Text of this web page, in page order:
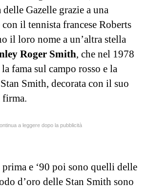
Gazelle grazie a una
il tennista francese Roberts
il loro nome a un’altra stella
Roger Smith, che nel 1978
fama sul campo rosso e la
Smith, decorata con il suo
firma.
a leggere dopo la pubblicità
prima e ‘90 poi sono quelli delle
d’oro delle Stan Smith sono